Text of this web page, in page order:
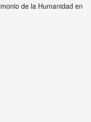
de la Humanidad en